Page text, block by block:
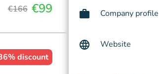
€166 €99
discount
Company profile
Website